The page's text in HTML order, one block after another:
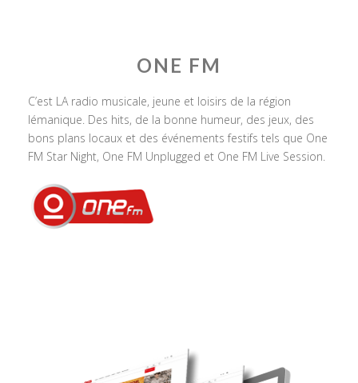
ONE FM
C’est LA radio musicale, jeune et loisirs de la région
lémanique. Des hits, de la bonne humeur, des jeux, des
bons plans locaux et des événements festifs tels que One
FM Star Night, One FM Unplugged et One FM Live Session.